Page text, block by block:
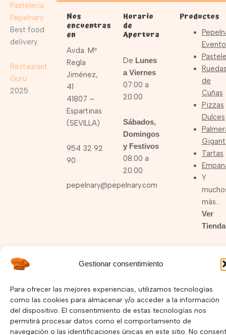
Gestionar consentimiento
Para ofrecer las mejores experiencias, utilizamos tecnologías
como las cookies para almacenar y/o acceder a la información
del dispositivo. El consentimiento de estas tecnologías nos
permitirá procesar datos como el comportamiento de
navegación o las identificaciones únicas en este sitio. No
Pastelería
Pepelnary
Best food
delivery
Restaurant
Guru
2025
Nos
encuentras
en
Avda. Mª
Regla
Jiménez,
41
41807 –
Espartinas
(SEVILLA)
954 32 92
90
pepelnary@pepelnary.com
Horario
de
Apertura
De Lunes
a Viernes
07:00 a
20:00
Sábados,
Domingos
y Festivos
08:00 a
20:00
Productos
de
Cuñas
Pizzas
Dulces
Tartas
Y
más…
Ver
Tienda
n
s
t
a
g
r
a
c
e
b
o
o
o
u
t
u
b
e
Política de Privacidad –Política de Cookies
Copyright © 2025 Pepelnary.com | Página Web hecha por
Mayorga Marketing